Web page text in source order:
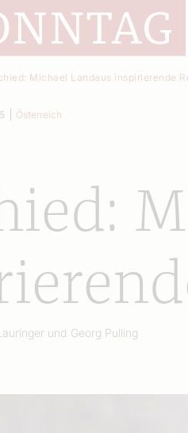
Michael Landaus inspirierende
Österreich
und Georg Pulling